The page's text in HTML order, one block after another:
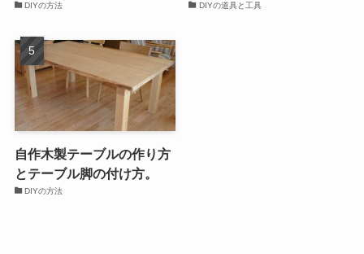
DIYの方法 DIYの道具と工具
自作木製テーブルの作り方
とテーブル脚の付け方。
DIYの方法